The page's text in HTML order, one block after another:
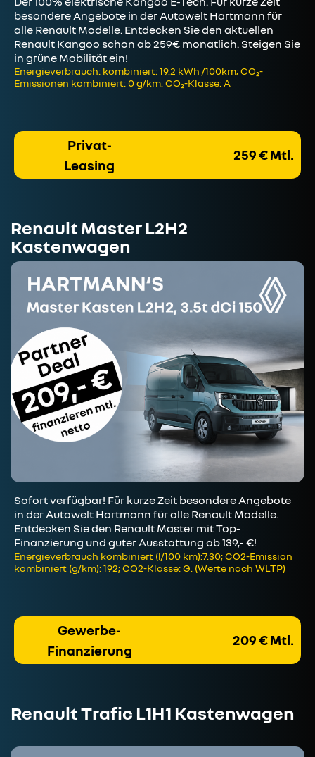
besondere Angebote in der Autowelt Hartmann für
alle Renault Modelle. Entdecken Sie den aktuellen
Renault Kangoo schon ab 259€ monatlich. Steigen Sie
in grüne Mobilität ein!
Energieverbrauch: kombiniert: 19.2 kWh /100km; CO₂-
Emissionen kombiniert: 0 g/km. CO₂-Klasse: A
Privat-
Leasing
259 € Mtl.
Renault Master L2H2
Kastenwagen
Sofort verfügbar! Für kurze Zeit besondere Angebote
in der Autowelt Hartmann für alle Renault Modelle.
Entdecken Sie den Renault Master mit Top-
Finanzierung und guter Ausstattung ab 139,- €!
Energieverbrauch kombiniert (l/100 km):7.30; CO2-Emission
kombiniert (g/km): 192; CO2-Klasse: G. (Werte nach WLTP)
Gewerbe-
Finanzierung
209 € Mtl.
Renault Trafic L1H1 Kastenwagen